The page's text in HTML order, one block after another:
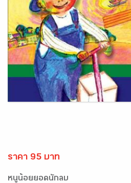
ราคา 95 บาท
หนูน้อยยอดนักลบ